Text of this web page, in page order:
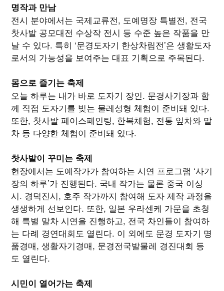
명작과 만남
전시 분야에서는 국제교류전, 도예명장 특별전, 전국
찻사발 공모대전 수상작 전시 등 수준 높은 작품을 만
날 수 있다. 특히 ‘문경도자기 한상차림전’은 생활도자
로서의 가능성을 보여주는 대표 기획으로 주목된다.
몸으로 즐기는 축제
오늘 하루는 내가 바로 도자기 장인. 문경사기장과 함
께 직접 도자기를 빚는 물레성형 체험이 준비돼 있다.
또한, 찻사발 페이스페인팅, 한복체험, 전통 잎차와 말
차 등 다양한 체험이 준비돼 있다.
찻사발이 꾸미는 축제
현장에서는 도예작가가 참여하는 시연 프로그램 ‘사기
장의 하루’가 진행된다. 국내 작가는 물론 중국 이싱
시. 경덕진시, 호주 작가까지 참여해 도자 제작 과정을
생생하게 선보인다. 또한, 일본 우라센케 가문을 초청
해 특별 말차 시연을 진행하고, 전국 차인들이 참여하
는 다례 경연대회도 열린다. 이 외에도 문경 도자기 명
품경매, 생활자기경매, 문경전국발물레 경진대회 등
도 열린다.
시민이 열어가는 축제